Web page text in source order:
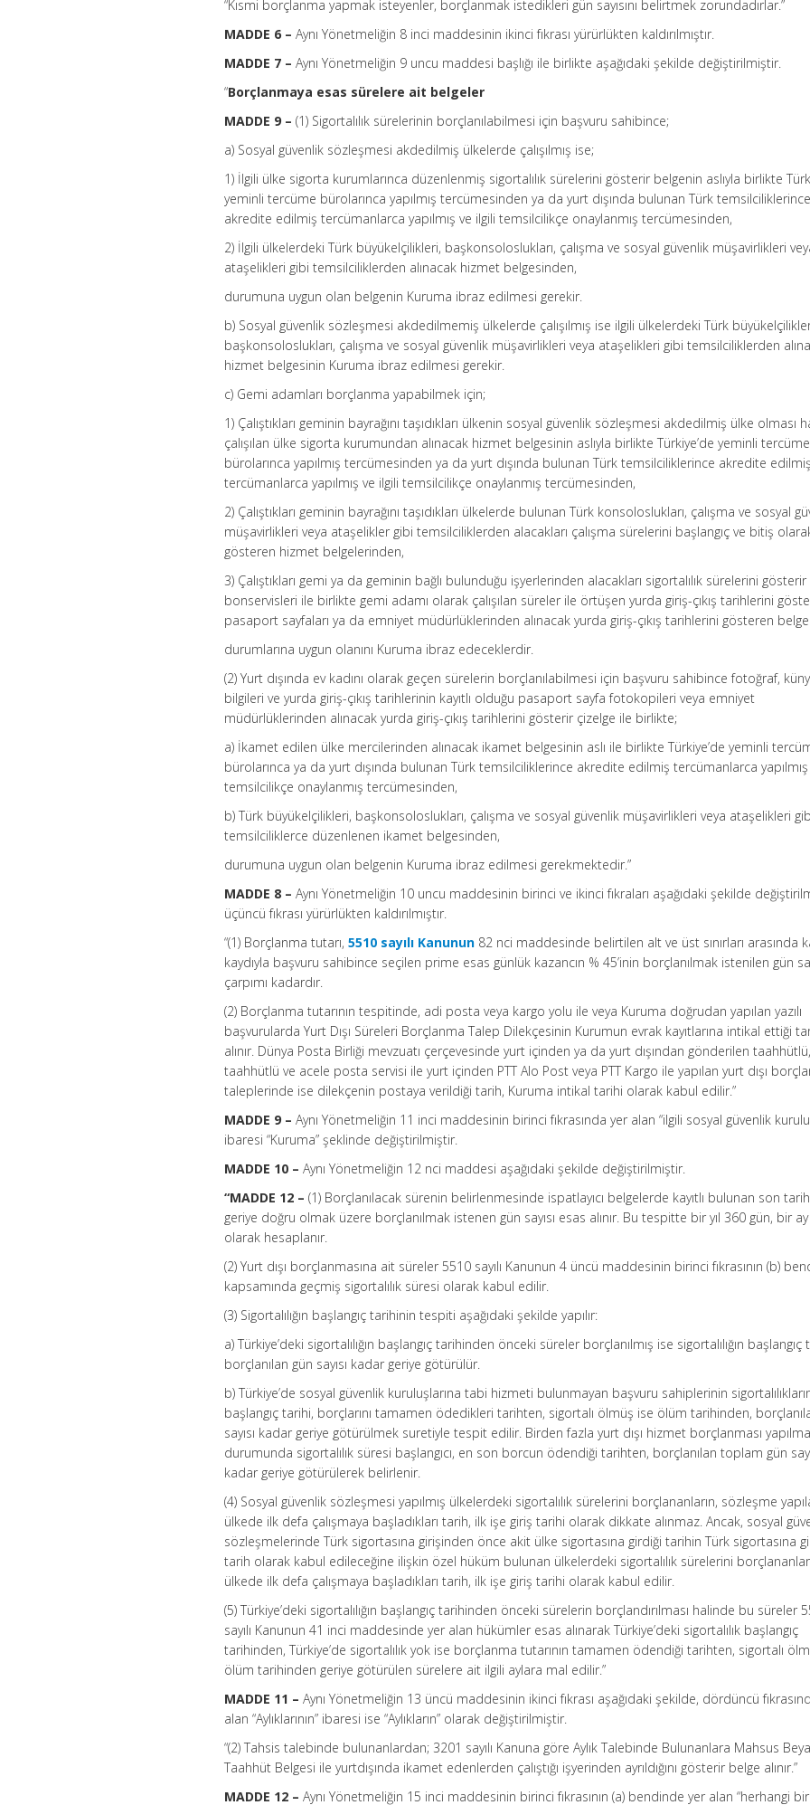
“Kısmi borçlanma yapmak isteyenler, borçlanmak istedikleri gün sayısını belirtmek zorundadırlar.”
MADDE 6 –Aynı Yönetmeliğin 8 inci maddesinin ikinci fıkrası yürürlükten kaldırılmıştır.
MADDE 7 –Aynı Yönetmeliğin 9 uncu maddesi başlığı ile birlikte aşağıdaki şekilde değiştirilmiştir.
“Borçlanmaya esas sürelere ait belgeler
MADDE 9 –(1) Sigortalılık sürelerinin borçlanılabilmesi için başvuru sahibince;
a) Sosyal güvenlik sözleşmesi akdedilmiş ülkelerde çalışılmış ise;
1) İlgili ülke sigorta kurumlarınca düzenlenmiş sigortalılık sürelerini gösterir belgenin aslıyla birlikte
yeminli tercüme bürolarınca yapılmış tercümesinden ya da yurt dışında bulunan Türk temsilciliklerince
akredite edilmiş tercümanlarca yapılmış ve ilgili temsilcilikçe onaylanmış tercümesinden,
2) İlgili ülkelerdeki Türk büyükelçilikleri, başkonsoloslukları, çalışma ve sosyal güvenlik müşavirlikleri
ataşelikleri gibi temsilciliklerden alınacak hizmet belgesinden,
durumuna uygun olan belgenin Kuruma ibraz edilmesi gerekir.
b) Sosyal güvenlik sözleşmesi akdedilmemiş ülkelerde çalışılmış ise ilgili ülkelerdeki Türk
başkonsoloslukları, çalışma ve sosyal güvenlik müşavirlikleri veya ataşelikleri gibi temsilciliklerden
hizmet belgesinin Kuruma ibraz edilmesi gerekir.
c) Gemi adamları borçlanma yapabilmek için;
1) Çalıştıkları geminin bayrağını taşıdıkları ülkenin sosyal güvenlik sözleşmesi akdedilmiş ülke olması
çalışılan ülke sigorta kurumundan alınacak hizmet belgesinin aslıyla birlikte Türkiye’de yeminli tercüme
bürolarınca yapılmış tercümesinden ya da yurt dışında bulunan Türk temsilciliklerince akredite edilmiş
tercümanlarca yapılmış ve ilgili temsilcilikçe onaylanmış tercümesinden,
2) Çalıştıkları geminin bayrağını taşıdıkları ülkelerde bulunan Türk konsoloslukları, çalışma ve sosyal
müşavirlikleri veya ataşelikler gibi temsilciliklerden alacakları çalışma sürelerini başlangıç ve bitiş
gösteren hizmet belgelerinden,
3) Çalıştıkları gemi ya da geminin bağlı bulunduğu işyerlerinden alacakları sigortalılık sürelerini gösterir
bonservisleri ile birlikte gemi adamı olarak çalışılan süreler ile örtüşen yurda giriş-çıkış tarihlerini
pasaport sayfaları ya da emniyet müdürlüklerinden alınacak yurda giriş-çıkış tarihlerini gösteren
durumlarına uygun olanını Kuruma ibraz edeceklerdir.
(2) Yurt dışında ev kadını olarak geçen sürelerin borçlanılabilmesi için başvuru sahibince fotoğraf,
bilgileri ve yurda giriş-çıkış tarihlerinin kayıtlı olduğu pasaport sayfa fotokopileri veya emniyet
müdürlüklerinden alınacak yurda giriş-çıkış tarihlerini gösterir çizelge ile birlikte;
a) İkamet edilen ülke mercilerinden alınacak ikamet belgesinin aslı ile birlikte Türkiye’de yeminli
bürolarınca ya da yurt dışında bulunan Türk temsilciliklerince akredite edilmiş tercümanlarca yapılmış
temsilcilikçe onaylanmış tercümesinden,
b) Türk büyükelçilikleri, başkonsoloslukları, çalışma ve sosyal güvenlik müşavirlikleri veya ataşelikleri
temsilciliklerce düzenlenen ikamet belgesinden,
durumuna uygun olan belgenin Kuruma ibraz edilmesi gerekmektedir.”
MADDE 8 –Aynı Yönetmeliğin 10 uncu maddesinin birinci ve ikinci fıkraları aşağıdaki şekilde
üçüncü fıkrası yürürlükten kaldırılmıştır.
“(1) Borçlanma tutarı,5510 sayılı Kanunun 82 nci maddesinde belirtilen alt ve üst sınırları arasında
kaydıyla başvuru sahibince seçilen prime esas günlük kazancın % 45’inin borçlanılmak istenilen gün
çarpımı kadardır.
(2) Borçlanma tutarının tespitinde, adi posta veya kargo yolu ile veya Kuruma doğrudan yapılan yazılı
başvurularda Yurt Dışı Süreleri Borçlanma Talep Dilekçesinin Kurumun evrak kayıtlarına intikal ettiği
alınır. Dünya Posta Birliği mevzuatı çerçevesinde yurt içinden ya da yurt dışından gönderilen
taahhütlü ve acele posta servisi ile yurt içinden PTT Alo Post veya PTT Kargo ile yapılan yurt dışı
taleplerinde ise dilekçenin postaya verildiği tarih, Kuruma intikal tarihi olarak kabul edilir.”
MADDE 9 – Aynı Yönetmeliğin 11 inci maddesinin birinci fıkrasında yer alan “ilgili sosyal güvenlik
ibaresi “Kuruma” şeklinde değiştirilmiştir.
MADDE 10 –Aynı Yönetmeliğin 12 nci maddesi aşağıdaki şekilde değiştirilmiştir.
“MADDE 12 – (1) Borçlanılacak sürenin belirlenmesinde ispatlayıcı belgelerde kayıtlı bulunan son
geriye doğru olmak üzere borçlanılmak istenen gün sayısı esas alınır. Bu tespitte bir yıl 360 gün, bir
olarak hesaplanır.
(2) Yurt dışı borçlanmasına ait süreler 5510 sayılı Kanunun 4 üncü maddesinin birinci fıkrasının (b)
kapsamında geçmiş sigortalılık süresi olarak kabul edilir.
(3) Sigortalılığın başlangıç tarihinin tespiti aşağıdaki şekilde yapılır:
a) Türkiye’deki sigortalılığın başlangıç tarihinden önceki süreler borçlanılmış ise sigortalılığın başlangıç
borçlanılan gün sayısı kadar geriye götürülür.
b) Türkiye’de sosyal güvenlik kuruluşlarına tabi hizmeti bulunmayan başvuru sahiplerinin
başlangıç tarihi, borçlarını tamamen ödedikleri tarihten, sigortalı ölmüş ise ölüm tarihinden,
sayısı kadar geriye götürülmek suretiyle tespit edilir. Birden fazla yurt dışı hizmet borçlanması
durumunda sigortalılık süresi başlangıcı, en son borcun ödendiği tarihten, borçlanılan toplam gün
kadar geriye götürülerek belirlenir.
(4) Sosyal güvenlik sözleşmesi yapılmış ülkelerdeki sigortalılık sürelerini borçlananların, sözleşme
ülkede ilk defa çalışmaya başladıkları tarih, ilk işe giriş tarihi olarak dikkate alınmaz. Ancak, sosyal
sözleşmelerinde Türk sigortasına girişinden önce akit ülke sigortasına girdiği tarihin Türk sigortasına
tarih olarak kabul edileceğine ilişkin özel hüküm bulunan ülkelerdeki sigortalılık sürelerini
ülkede ilk defa çalışmaya başladıkları tarih, ilk işe giriş tarihi olarak kabul edilir.
(5) Türkiye’deki sigortalılığın başlangıç tarihinden önceki sürelerin borçlandırılması halinde bu süreler
sayılı Kanunun 41 inci maddesinde yer alan hükümler esas alınarak Türkiye’deki sigortalılık başlangıç
tarihinden, Türkiye’de sigortalılık yok ise borçlanma tutarının tamamen ödendiği tarihten, sigortalı
ölüm tarihinden geriye götürülen sürelere ait ilgili aylara mal edilir.”
MADDE 11 –Aynı Yönetmeliğin 13 üncü maddesinin ikinci fıkrası aşağıdaki şekilde, dördüncü
alan “Aylıklarının” ibaresi ise “Aylıkların” olarak değiştirilmiştir.
“(2) Tahsis talebinde bulunanlardan; 3201 sayılı Kanuna göre Aylık Talebinde Bulunanlara Mahsus
Taahhüt Belgesi ile yurtdışında ikamet edenlerden çalıştığı işyerinden ayrıldığını gösterir belge alınır.”
MADDE 12 –Aynı Yönetmeliğin 15 inci maddesinin birinci fıkrasının (a) bendinde yer alan “herhangi